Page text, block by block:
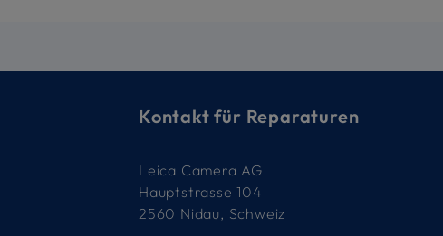
Kontakt für Reparaturen
Leica Camera AG
Hauptstrasse 104
2560 Nidau, Schweiz